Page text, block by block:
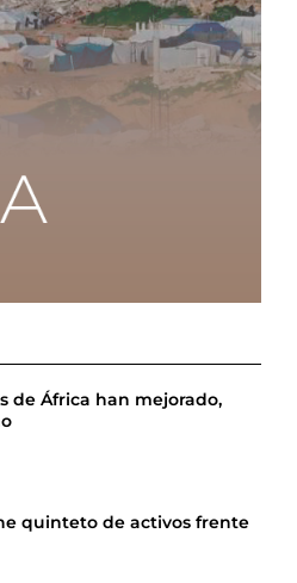
de África han mejorado,
quinteto de activos frente